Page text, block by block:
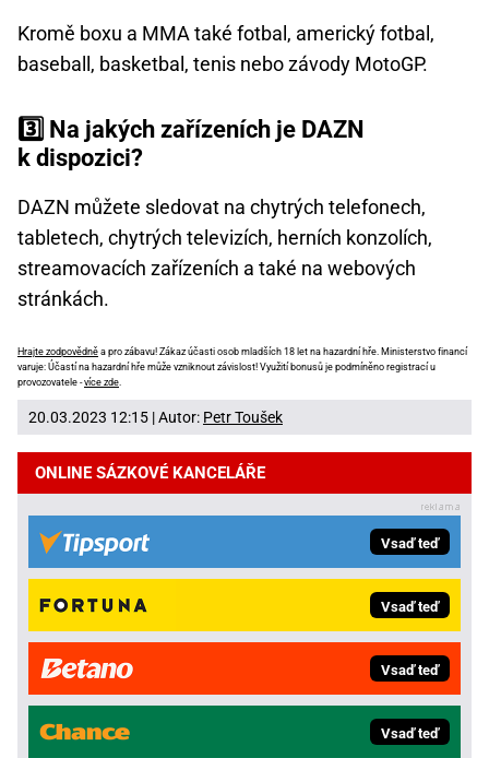
Kromě boxu a MMA také fotbal, americký fotbal,
baseball, basketbal, tenis nebo závody MotoGP.
3️⃣ Na jakých zařízeních je DAZN
k dispozici?
DAZN můžete sledovat na chytrých telefonech,
tabletech, chytrých televizích, herních konzolích,
streamovacích zařízeních a také na webových
stránkách.
Hrajte zodpovědně a pro zábavu! Zákaz účasti osob mladších 18 let na hazardní hře. Ministerstvo financí
varuje: Účastí na hazardní hře může vzniknout závislost! Využití bonusů je podmíněno registrací u
provozovatele -více zde.
20.03.2023 12:15 | Autor: Petr Toušek
ONLINE SÁZKOVÉ KANCELÁŘE
Vsaď teď
Vsaď teď
Vsaď teď
Vsaď teď